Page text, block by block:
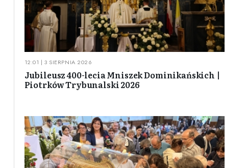
12:01 | 3 SIERPNIA 2026
Jubileusz 400-lecia Mniszek Dominikańskich |
Piotrków Trybunalski 2026